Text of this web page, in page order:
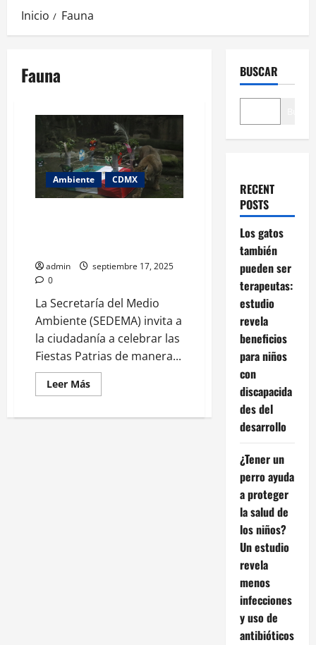
Inicio Fauna
Fauna
Ambiente CDMX
admin
septiembre 17, 2025
0
La Secretaría del Medio
Ambiente (SEDEMA) invita a
la ciudadanía a celebrar las
Fiestas Patrias de manera...
Leer MásLeer
más
Festeja
BUSCAR
RECENT
POSTS
Los gatos
también
pueden ser
terapeutas:
estudio
revela
beneficios
para niños
con
discapacida
des del
desarrollo
¿Tener un
perro ayuda
a proteger
la salud de
los niños?
Un estudio
revela
menos
infecciones
y uso de
antibióticos